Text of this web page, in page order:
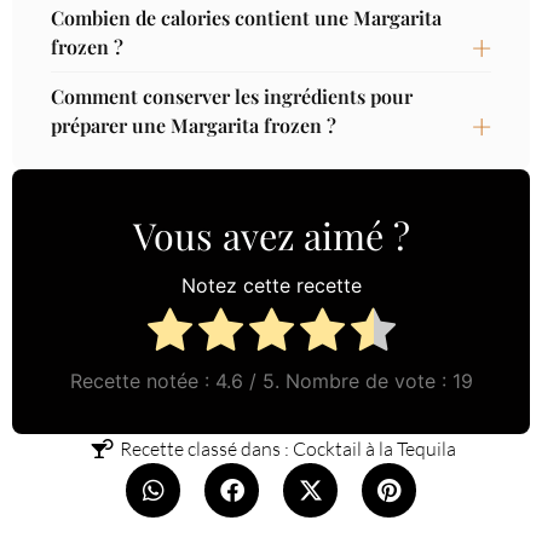
Combien de calories contient une Margarita
frozen ?
Comment conserver les ingrédients pour
préparer une Margarita frozen ?
Vous avez aimé ?
Notez cette recette
Recette notée : 4.6 / 5. Nombre de vote : 19
Recette classé dans : Cocktail à la Tequila